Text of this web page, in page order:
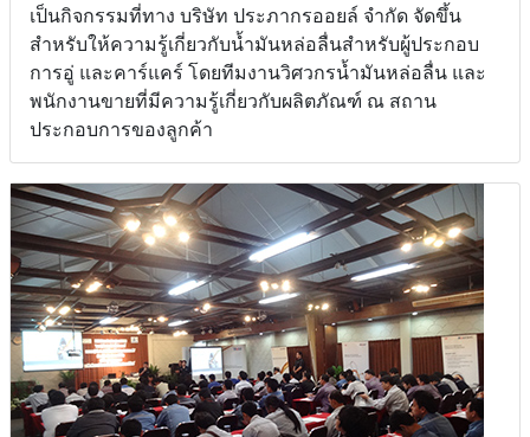
เป็นกิจกรรมที่ทาง บริษัท ประภากรออยล์ จำกัด จัดขึ้น
สำหรับให้ความรู้เกี่ยวกับน้ำมันหล่อลื่นสำหรับผู้ประกอบ
การอู่ และคาร์แคร์ โดยทีมงานวิศวกรน้ำมันหล่อลื่น และ
พนักงานขายที่มีความรู้เกี่ยวกับผลิตภัณฑ์ ณ สถาน
ประกอบการของลูกค้า